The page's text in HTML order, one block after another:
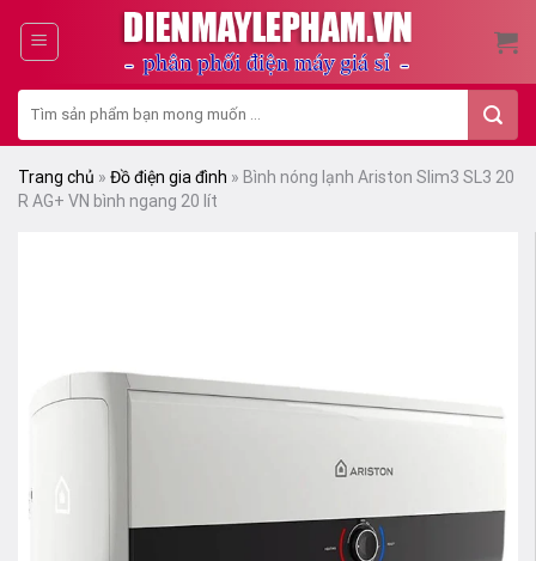
kiếm:
Trang chủ » Đồ điện gia đình » Bình nóng lạnh Ariston Slim3 SL3 20
R AG+ VN bình ngang 20 lít